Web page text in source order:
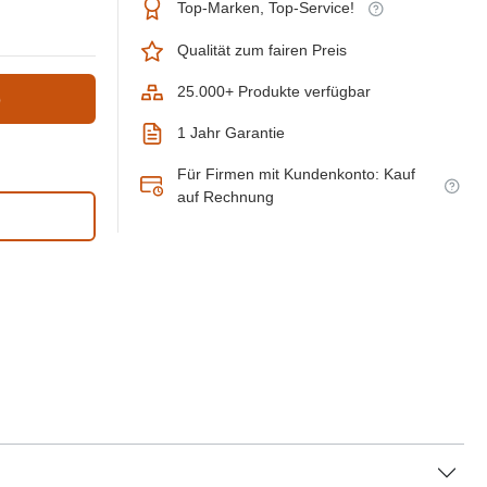
Top-Marken, Top-Service!
Qualität zum fairen Preis
25.000+ Produkte verfügbar
1 Jahr Garantie
Für Firmen mit Kundenkonto: Kauf
auf Rechnung